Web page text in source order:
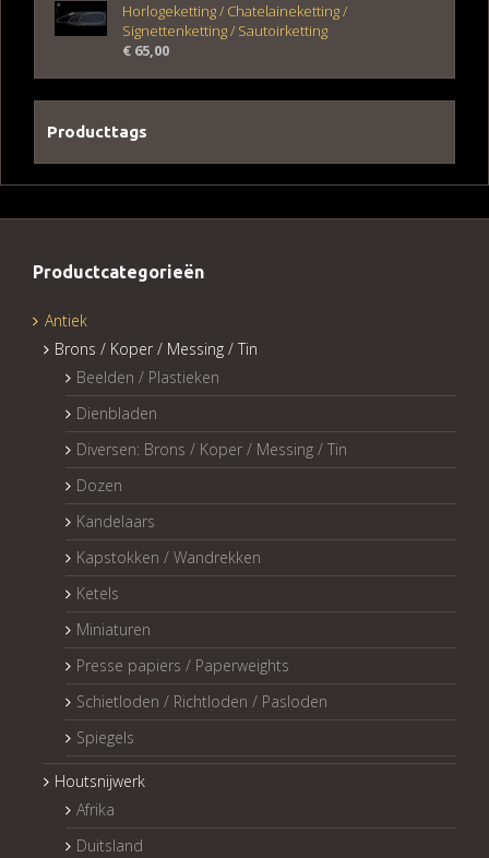
Horlogeketting / Chatelaineketting /
Signettenketting / Sautoirketting
€ 65,00
Producttags
Productcategorieën
Antiek
Brons / Koper / Messing / Tin
Beelden / Plastieken
Dienbladen
Diversen: Brons / Koper / Messing / Tin
Dozen
Kandelaars
Kapstokken / Wandrekken
Ketels
Miniaturen
Presse papiers / Paperweights
Schietloden / Richtloden / Pasloden
Spiegels
Houtsnijwerk
Afrika
Duitsland